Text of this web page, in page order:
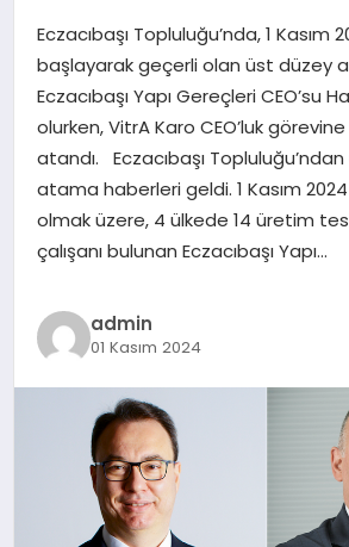
SAĞLIK
SPOR
TEKNOLOJI
YAŞAM
GÜNDEM
Eczacıbaşı Topluluğu’nda, 1 Kasım
başlayarak geçerli olan üst düzey
Eczacıbaşı Yapı Gereçleri CEO’su
olurken, VitrA Karo CEO’luk
atandı. Eczacıbaşı
atama haberleri geldi. 1 Kasım
olmak üzere, 4 ülkede 14 üretim
çalışanı bulunan Eczacıbaşı Yapı…
admin
01 Kasım 2024